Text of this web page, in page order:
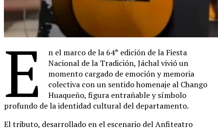
E
n el marco de la 64° edición de la Fiesta
Nacional de la Tradición, Jáchal vivió un
momento cargado de emoción y memoria
colectiva con un sentido homenaje al Chango
Huaqueño, figura entrañable y símbolo
profundo de la identidad cultural del departamento.
El tributo, desarrollado en el escenario del Anfiteatro